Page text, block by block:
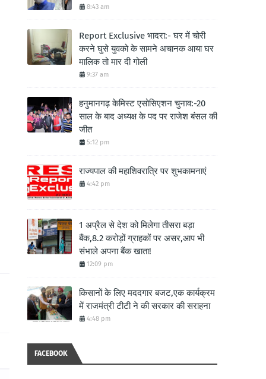
8:43 am
Report Exclusive भादरा:- घर में चोरी
करने घुसे युवको के सामने अचानक आया घर
मालिक तो मार दी गोली
9:37 am
हनुमानगढ़ केमिस्ट एसोसिएशन चुनाव:-20
साल के बाद अध्यक्ष के पद पर राजेश बंसल की
जीत
5:12 pm
राज्यपाल की महाशिवरात्रि पर शुभकामनाएं
4:42 pm
1 अप्रैल से देश को मिलेगा तीसरा बड़ा
बैंक,8.2 करोड़ों ग्राहकों पर असर,आप भी
संभाले अपना बैंक खाता!
12:09 pm
किसानों के लिए मददगार बजट,एक कार्यक्रम
में राजमंत्री टीटी ने की सरकार की सराहना
4:48 pm
FACEBOOK